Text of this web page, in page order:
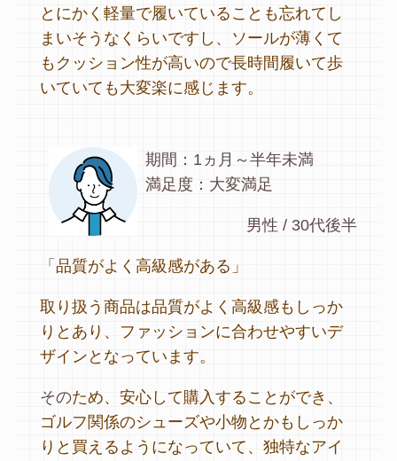
とにかく軽量で履いていることも忘れてし
まいそうなくらいですし、ソールが薄くて
もクッション性が高いので長時間履いて歩
いていても大変楽に感じます。
期間：1ヵ月～半年未満
満足度：大変満足
男性 / 30代後半
「 品質がよく高級感がある」
取り扱う商品は品質がよく高級感もしっか
りとあり、ファッションに合わせやすいデ
ザインとなっています。
そのため、安心して購入することができ、
ゴルフ関係のシューズや小物とかもしっか
りと買えるようになっていて、独特なアイ